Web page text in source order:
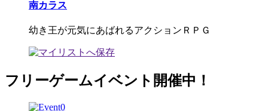
南カラス
幼き王が元気にあばれるアクションＲＰＧ
フリーゲームイベント開催中！